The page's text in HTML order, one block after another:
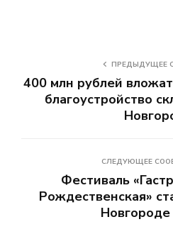
ПРЕДЫДУЩЕЕ
400 млн рублей
благоустройство
СЛЕДУЮЩЕЕ
Фестиваль
Рождественская»